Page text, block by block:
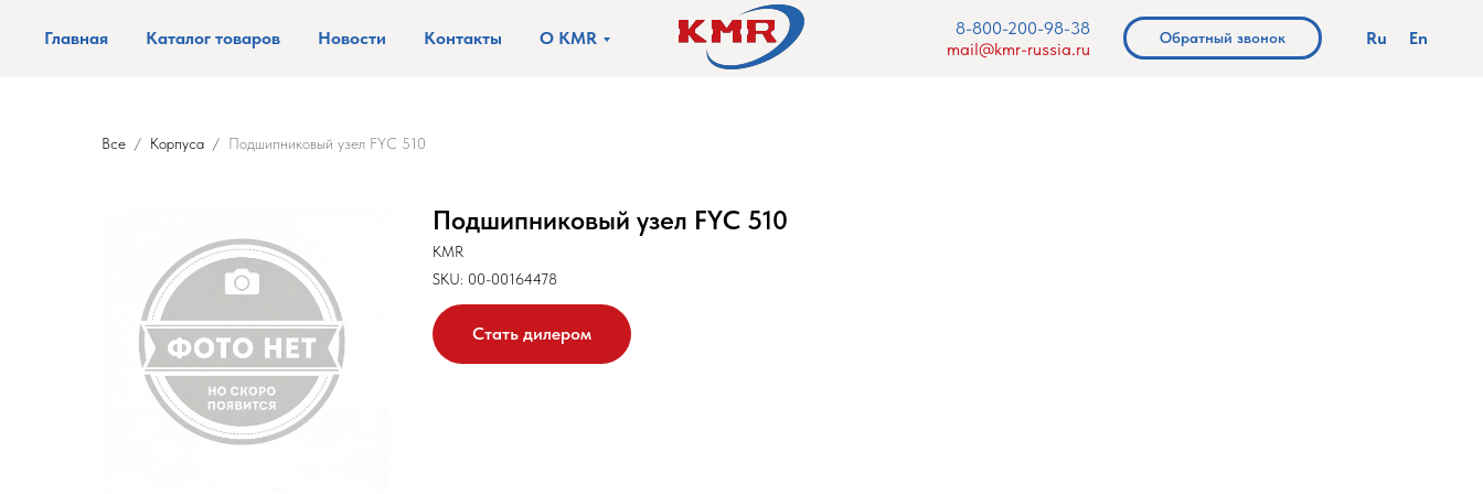
Главная Каталог товаров Новости Контакты О KMR
8-800-200-98-38
mail@kmr-russia.ru
Обратный звонок Ru En
Все Корпуса Подшипниковый узел FYC 510
Подшипниковый узел FYC 510
KMR
SKU: 00-00164478
Стать дилером